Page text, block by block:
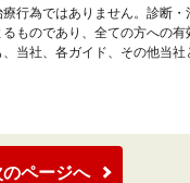
行為ではありません。診断
ものであり、全ての方への
当社、各ガイド、その他当
のページへ